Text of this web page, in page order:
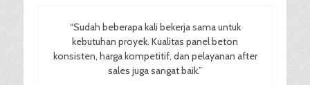
“Sudah beberapa kali bekerja sama untuk
kebutuhan proyek. Kualitas panel beton
konsisten, harga kompetitif, dan pelayanan after
sales juga sangat baik.”